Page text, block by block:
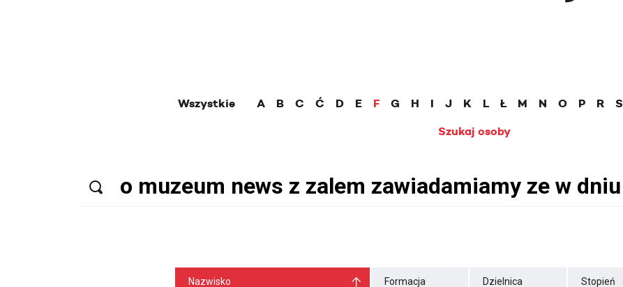
Wszystkie A B C Ć D E F G H I J K L Ł M N O P R S
Szukaj osoby
Nazwisko Formacja Dzielnica Stopień